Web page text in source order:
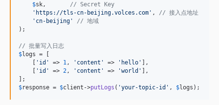
$sk , // Secret Key
' https://tls-cn-beijing.volces.com ' , // 接入点地址
' cn-beijing '
// 地域
);
// 批量写入日志
$logs = [
    [
' id ' => 1 , ' content ' => ' hello ' ],
    [
' id ' => 2 , ' content ' => 'world ' ],
$response = $client ->putLogs ( 'your-topic-id ' , $logs );